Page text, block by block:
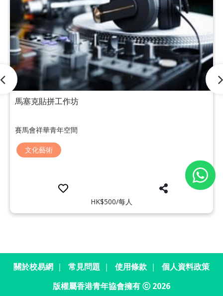
馬塞克貼拼工作坊
賽馬會祥華青年空間
文化藝術
HK$500/每人
版權屬香港青年協會擁有 ⓒ 2026
關於校易網 ｜ 常見問題 ｜ 使用條款 ｜ 個人資料政策